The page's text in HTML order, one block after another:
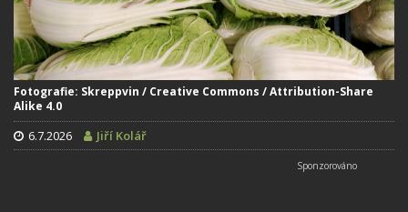
Fotografie: Skreppvin / Creative Commons / Attribution-Share
Alike 4.0
6.7.2026 Jiří Kolář